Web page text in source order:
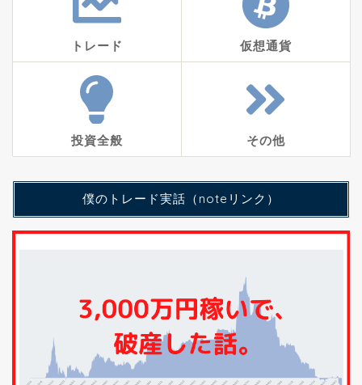
トレード 仮想通貨
投資全般 その他
僕のトレード実話（noteリンク）